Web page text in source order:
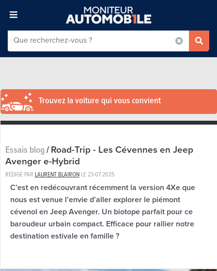
Trouvez la voiture qui vous convient
Essais blog/Road-Trip - Les Cévennes en Jeep
Avenger e-Hybrid
RÉDIGÉ PAR LAURENT BLAIRONLE 23-07-2025
C’est en redécouvrant récemment la version 4Xe que
nous est venue l’envie d’aller explorer le piémont
cévenol en Jeep Avenger. Un biotope parfait pour ce
baroudeur urbain compact. Efficace pour rallier notre
destination estivale en famille ?